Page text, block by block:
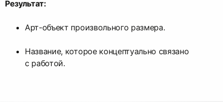
Результат:
Арт-объект произвольного размера.
Название, которое концептуально связано
с работой.